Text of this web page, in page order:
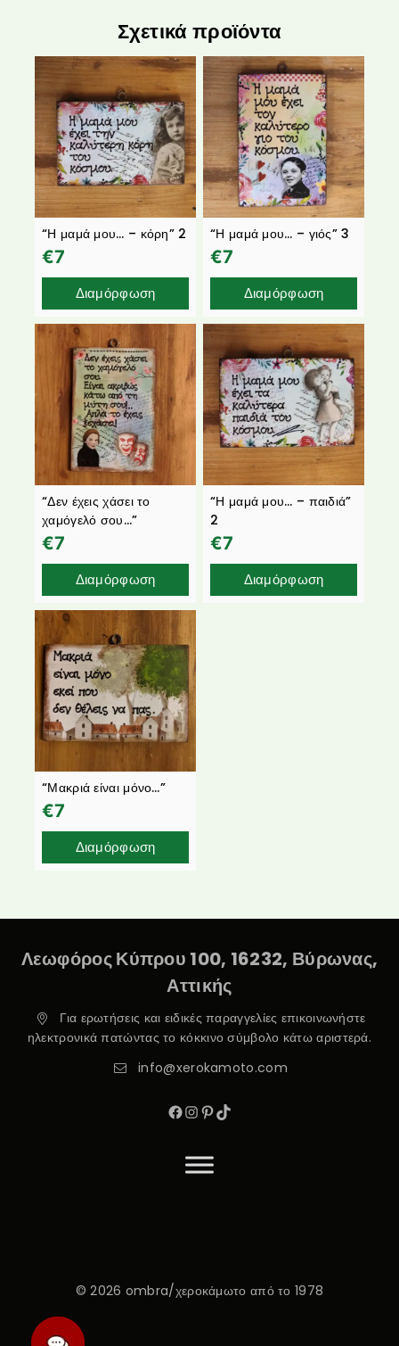
Σχετικά προϊόντα
“Η μαμά μου… – κόρη” 2
€7
Διαμόρφωση
“Η μαμά μου… – γιός” 3
€7
Διαμόρφωση
“Δεν έχεις χάσει το
χαμόγελό σου…”
€7
Διαμόρφωση
“Η μαμά μου… – παιδιά”
2
€7
Διαμόρφωση
“Μακριά είναι μόνο…”
€7
Διαμόρφωση
Λεωφόρος Κύπρου 100, 16232, Βύρωνας,
Αττικής
Για ερωτήσεις και ειδικές παραγγελίες επικοινωνήστε
ηλεκτρονικά πατώντας το κόκκινο σύμβολο κάτω αριστερά.
info@xerokamoto.com
© 2026 ombra/χεροκάμωτο από το 1978